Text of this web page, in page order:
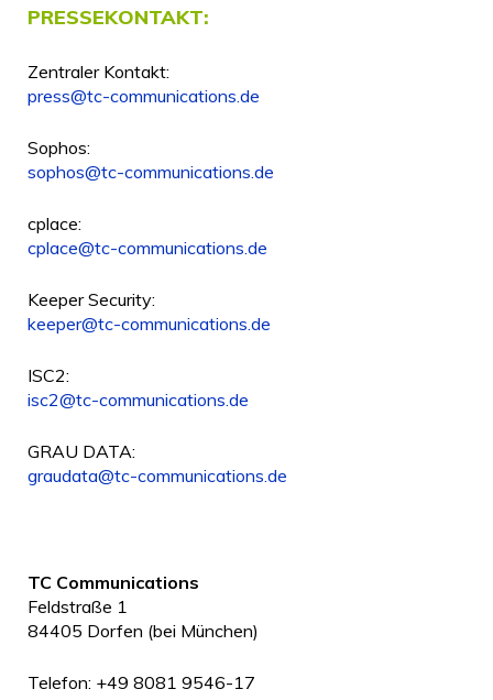
PRESSEKONTAKT:
Zentraler Kontakt:
press@tc-communications.de
Sophos:
sophos@tc-communications.de
cplace:
cplace@tc-communications.de
Keeper Security:
keeper@tc-communications.de
ISC2:
isc2@tc-communications.de
GRAU DATA:
graudata@tc-communications.de
TC Communications
Feldstraße 1
84405 Dorfen (bei München)
Telefon: +49 8081 9546-17